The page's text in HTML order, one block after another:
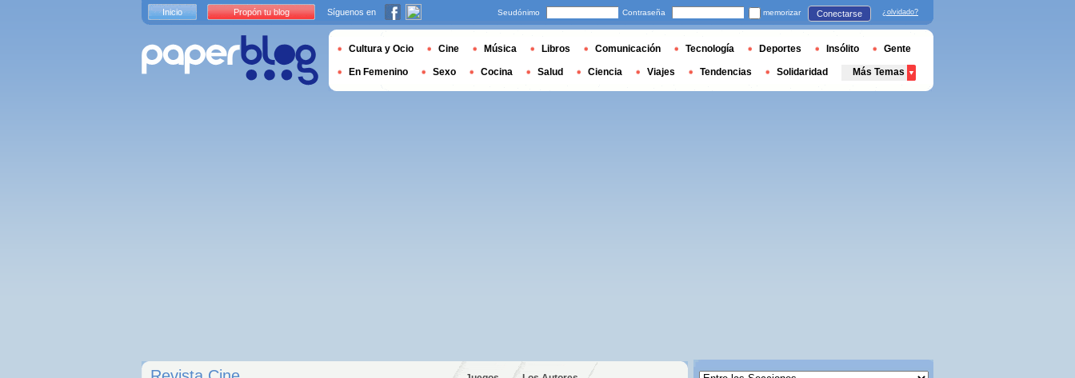
Inicio Propón tu blog Síguenos en Seudónimo Contraseña memorizar Conectarse ¿olvidado?
Cultura y Ocio Cine Música Libros Comunicación Tecnología Deportes Insólito Gente
En Femenino Sexo Cocina Salud Ciencia Viajes Tendencias Solidaridad Más Temas